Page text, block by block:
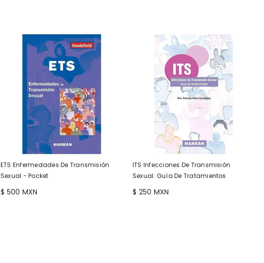
ETS Enfermedades De Transmisión
Sexual - Pocket
$ 500 MXN
ITS Infecciones De Transmisión
Sexual. Guía De Tratamientos
$ 250 MXN